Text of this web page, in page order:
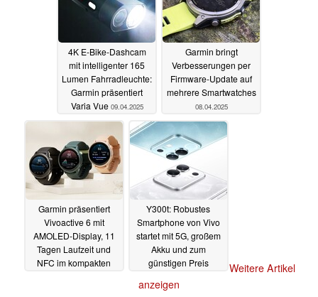
4K E-Bike-Dashcam
mit intelligenter 165
Lumen Fahrradleuchte:
Garmin präsentiert
Varia Vue 09.04.2025
Garmin bringt
Verbesserungen per
Firmware-Update auf
mehrere Smartwatches
08.04.2025
Garmin präsentiert
Vivoactive 6 mit
AMOLED-Display, 11
Tagen Laufzeit und
NFC im kompakten
Y300t: Robustes
Smartphone von Vivo
startet mit 5G, großem
Akku und zum
günstigen Preis
Weitere Artikel
anzeigen